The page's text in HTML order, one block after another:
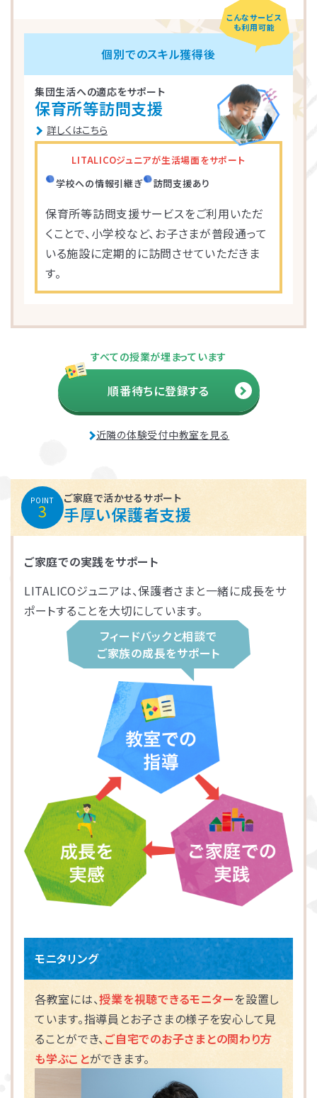
こんなサービス
も利用可能
個別でのスキル獲得後
集団生活への適応をサポート
保育所等訪問支援
詳しくはこちら
LITALICOジュニアが生活場面をサポート
学校への情報引継ぎ
訪問支援あり
保育所等訪問支援サービスをご利用いただ
くことで、小学校など、お子さまが普段通って
いる施設に定期的に訪問させていただきま
す。
すべての授業が埋まっています
順番待ちに登録する
近隣の体験受付中教室を見る
POINT
3
ご家庭で活かせるサポート
手厚い保護者支援
ご家庭での実践をサポート
LITALICOジュニアは、保護者さまと一緒に成長をサ
ポートすることを大切にしています。
フィードバックと相談で
ご家族の成長をサポート
モニタリング
各教室には、授業を視聴できるモニターを設置し
ています。指導員とお子さまの様子を安心して見
ることができ、ご自宅でのお子さまとの関わり方
も学ぶことができます。
LITALICOジュニア
茨城エリアの教室一覧
つくば市
児童発達支援
児童発達支援
LITALICOジュニア つくば教室
LITALICOジュニア
埼玉エリアの教室一覧
さいたま市浦和区
朝霞市
川口市
さいたま市見沼区
さいたま市緑区
三郷市
新座市
戸田市
富士見市
蕨市
さいたま市北区
所沢市
越谷市
志木市
LITALICOジュニア
千葉エリアの教室一覧
船橋市
浦安市
松戸市
八千代市
市川市
流山市
千葉市中央区
LITALICOジュニア
東京エリアの教室一覧
武蔵野市
豊島区
世田谷区
新宿区
足立区
日野市
目黒区
江戸川区
千代田区
西東京市
八王子市
町田市
品川区
江東区
立川市
杉並区
板橋区
荒川区
LITALICOジュニア
神奈川エリアの教室一覧
川崎市川崎区
横浜市港北区
横浜市戸塚区
相模原市中央区
川崎市中原区
厚木市
茅ケ崎市
藤沢市
相模原市緑区
横浜市神奈川区
横浜市磯子区
川崎市多摩区
横浜市緑区
川崎市高津区
横浜市金沢区
横浜市中区
横浜市都筑区
横浜市西区
横浜市青葉区
相模原市
LITALICOジュニア
愛知エリアの教室一覧
名古屋市名東区
名古屋市北区
名古屋市千種区
名古屋市緑区
名古屋市瑞穂区
名古屋市中村区
LITALICOジュニア
静岡エリアの教室一覧
静岡市駿河区
児童発達支援
児童発達支援
LITALICOジュニア 静岡教室
LITALICOジュニア
三重エリアの教室一覧
四日市市
放課後等デイサービス
児童発達支援
LITALICOジュニア 四日市教室
LITALICOジュニア
大阪エリアの教室一覧
寝屋川市
大阪市住之江区
堺市北区
高槻市
東大阪市
摂津市
大阪市平野区
堺市西区
堺市堺区
大阪市住吉区
門真市向島町
大阪市東淀川区
枚方市
大阪市中央区
大阪市阿倍野区
大阪市北区
大阪市都島区
LITALICOジュニア
兵庫エリアの教室一覧
神戸市東灘区
神戸市垂水区
神戸市長田区
姫路市
西宮市
神戸市中央区
LITALICOジュニア
京都エリアの教室一覧
京都市下京区
京都市東山区
LITALICOジュニア
奈良エリアの教室一覧
奈良市
北葛城郡王寺町
LITALICOジュニア
宮城エリアの教室一覧
仙台市太白区
児童発達支援
仙台市青葉区
児童発達支援
LITALICOジュニア
LITALICOジュニア
広島エリアの教室一覧
広島市中区
児童発達支援
広島市南区
児童発達支援
LITALICOジュニア
LITALICOジュニア
福岡エリアの教室一覧
北九州市
福岡市城南区
福岡市早良区
福岡市西区
福岡市東区
春日市
太宰府市
福岡市中央区